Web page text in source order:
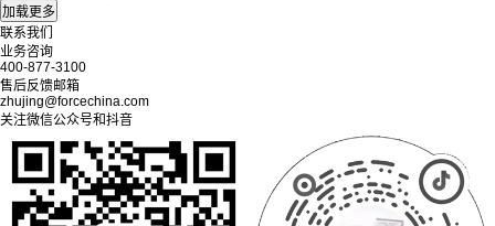
联系我们
业务咨询
400-877-3100
售后反馈邮箱
zhujing@forcechina.com
关注微信公众号和抖音